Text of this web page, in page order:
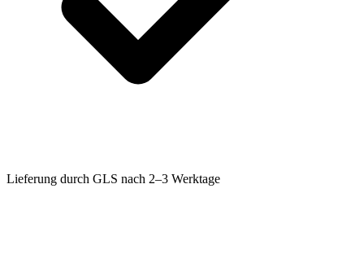
Lieferung durch GLS nach 2–3 Werktage